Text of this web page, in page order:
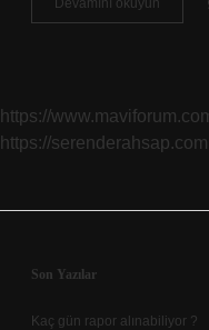
Devamını okuyun
Hakkı
https://
https://
Sidebar
Son Yazılar
Kaç gün rapor alınabiliyor ?